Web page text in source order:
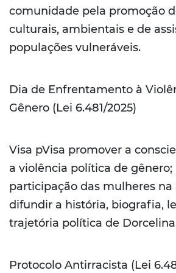
comunidade pela promoção
culturais, ambientais e de
populações vulneráveis.
Dia de Enfrentamento à
Gênero (Lei 6.481/2025)
Visa pVisa promover a
a violência política de
participação das mulheres na
difundir a história, biografia,
trajetória política de
Protocolo Antirracista (Lei